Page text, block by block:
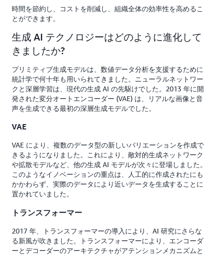
時間を節約し、コストを削減し、組織全体の効率性を高めるこ
とができます。
生成 AI テクノロジーはどのように進化して
きましたか?
プリミティブ生成モデルは、数値データ分析を支援するために
統計学で何十年も用いられてきました。ニューラルネットワー
クと深層学習は、現代の生成 AI の先駆けでした。2013 年に開
発された変分オートエンコーダー (VAE) は、リアルな画像と音
声を生成できる最初の深層生成モデルでした。
VAE
VAE により、複数のデータ型の新しいバリエーションを作成で
きるようになりました。これにより、敵対的生成ネットワーク
や拡散モデルなど、他の生成 AI モデルが次々に登場しました。
このようなイノベーションの重点は、人工的に作成されたにも
かかわらず、実際のデータにより近いデータを生成することに
置かれていました。
トランスフォーマー
2017 年、トランスフォーマーの導入により、AI 研究にさらな
る新風が吹きました。トランスフォーマーにより、エンコーダ
ーとデコーダーのアーキテクチャがアテンションメカニズムと